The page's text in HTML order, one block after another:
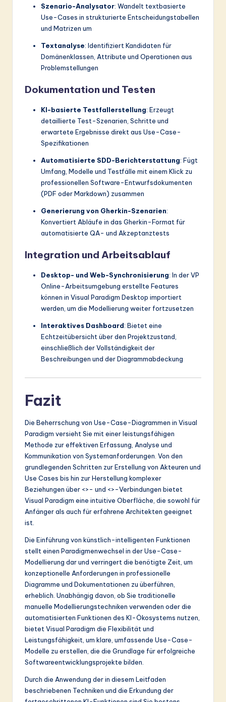
Szenario-Analysator: Wandelt textbasierte
Use-Cases in strukturierte Entscheidungstabellen
und Matrizen um
Textanalyse: Identifiziert Kandidaten für
Domänenklassen, Attribute und Operationen aus
Problemstellungen
Dokumentation und Testen
KI-basierte Testfallerstellung: Erzeugt
detaillierte Test-Szenarien, Schritte und
erwartete Ergebnisse direkt aus Use-Case-
Spezifikationen
Automatisierte SDD-Berichterstattung: Fügt
Umfang, Modelle und Testfälle mit einem Klick zu
professionellen Software-Entwurfsdokumenten
(PDF oder Markdown) zusammen
Generierung von Gherkin-Szenarien:
Konvertiert Abläufe in das Gherkin-Format für
automatisierte QA- und Akzeptanztests
Integration und Arbeitsablauf
Desktop- und Web-Synchronisierung: In der VP
Online-Arbeitsumgebung erstellte Features
können in Visual Paradigm Desktop importiert
werden, um die Modellierung weiter fortzusetzen
Interaktives Dashboard: Bietet eine
Echtzeitübersicht über den Projektzustand,
einschließlich der Vollständigkeit der
Beschreibungen und der Diagrammabdeckung
Fazit
Die Beherrschung von Use-Case-Diagrammen in Visual
Paradigm versieht Sie mit einer leistungsfähigen
Methode zur effektiven Erfassung, Analyse und
Kommunikation von Systemanforderungen. Von den
grundlegenden Schritten zur Erstellung von Akteuren und
Use Cases bis hin zur Herstellung komplexer
Beziehungen über <>- und <>-Verbindungen bietet
Visual Paradigm eine intuitive Oberfläche, die sowohl für
Anfänger als auch für erfahrene Architekten geeignet
ist.
Die Einführung von künstlich-intelligenten Funktionen
stellt einen Paradigmenwechsel in der Use-Case-
Modellierung dar und verringert die benötigte Zeit, um
konzeptionelle Anforderungen in professionelle
Diagramme und Dokumentationen zu überführen,
erheblich. Unabhängig davon, ob Sie traditionelle
manuelle Modellierungstechniken verwenden oder die
automatisierten Funktionen des KI-Ökosystems nutzen,
bietet Visual Paradigm die Flexibilität und
Leistungsfähigkeit, um klare, umfassende Use-Case-
Modelle zu erstellen, die die Grundlage für erfolgreiche
Softwareentwicklungsprojekte bilden.
Durch die Anwendung der in diesem Leitfaden
beschriebenen Techniken und die Erkundung der